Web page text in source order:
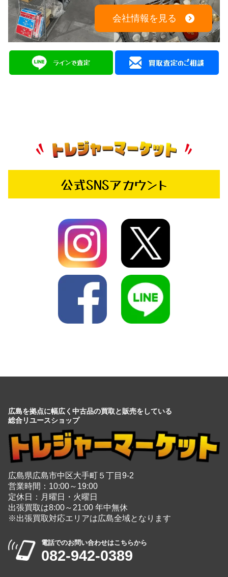
会社情報を見る
公式SNSアカウント
広島を拠点に幅広く中古品の買取と販売をしている
総合リユースショップ
広島県広島市中区大手町５丁目9-2
営業時間：10:00～19:00
定休日：月曜日・火曜日
出張買取は8:00～21:00 年中無休
※出張買取対応エリアは広島全域となります
電話でのお問い合わせはこちらから
082-942-0389